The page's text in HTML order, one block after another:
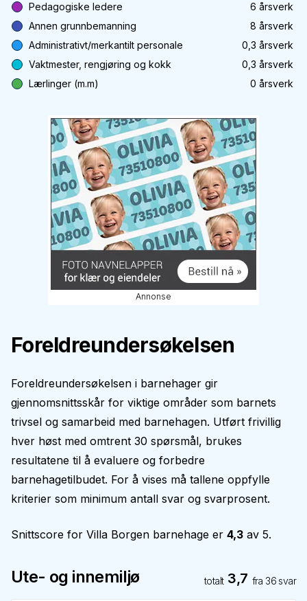
Pedagogiske ledere
6 årsverk
Annen grunnbemanning
8 årsverk
Administrativt/merkantilt personale
0,3 årsverk
Vaktmester, rengjøring og kokk
0,3 årsverk
Lærlinger (m.m)
0 årsverk
Annonse
Foreldreundersøkelsen
Foreldreundersøkelsen i barnehager gir
gjennomsnittsskår for viktige områder som barnets
trivsel og samarbeid med barnehagen. Utført frivillig
hver høst med omtrent 30 spørsmål, brukes
resultatene til å evaluere og forbedre
barnehagetilbudet. For å vises må tallene oppfylle
kriterier som minimum antall svar og svarprosent.
Snittscore for Villa Borgen barnehage er 4,3 av 5.
Ute- og innemiljø totalt 3,7 fra 36 svar